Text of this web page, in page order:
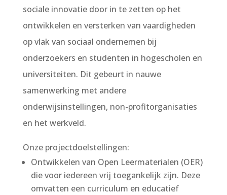
sociale innovatie door in te zetten op het
ontwikkelen en versterken van vaardigheden
op vlak van sociaal ondernemen bij
onderzoekers en studenten in hogescholen en
universiteiten. Dit gebeurt in nauwe
samenwerking met andere
onderwijsinstellingen, non-profitorganisaties
en het werkveld.
Onze projectdoelstellingen:
Ontwikkelen van Open Leermaterialen (OER)
die voor iedereen vrij toegankelijk zijn. Deze
omvatten een curriculum en educatief